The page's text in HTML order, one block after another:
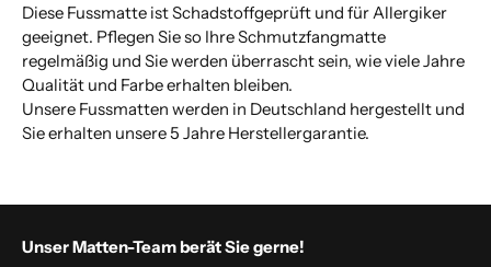
Diese Fussmatte ist Schadstoffgeprüft und für Allergiker
geeignet. Pflegen Sie so Ihre Schmutzfangmatte
regelmäßig und Sie werden überrascht sein, wie viele Jahre
Qualität und Farbe erhalten bleiben.
Unsere Fussmatten werden in Deutschland hergestellt und
Sie erhalten unsere 5 Jahre Herstellergarantie.
Unser Matten-Team berät Sie gerne!